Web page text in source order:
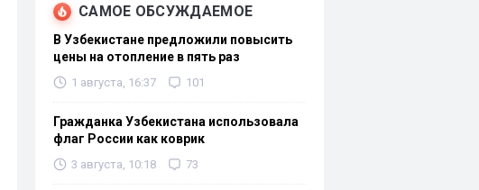
САМОЕ ОБСУЖДАЕМОЕ
В Узбекистане предложили повысить
цены на отопление в пять раз
1 августа, 16:37 101
Гражданка Узбекистана использовала
флаг России как коврик
3 августа, 10:18 73